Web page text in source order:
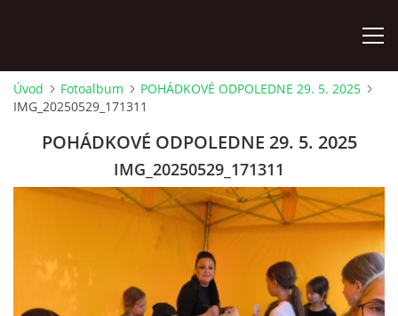
ÚVOD
HUDEBNÍ OBOR
Úvod Fotoalbum
POHÁDKOVÉ ODPOLEDNE 29. 5. 2025
IMG_20250529_171311
POHÁDKOVÉ ODPOLEDNE 29. 5. 2025
IMG_20250529_171311